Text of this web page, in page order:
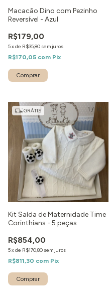
Macacão Dino com Pezinho
Reversível - Azul
R$179,00
5xde R$35,80 sem juros
R$170,05 com Pix
Comprar
1 /10
GRÁTIS
Kit Saída de Maternidade Time
Corinthians - 5 peças
R$854,00
5xde R$170,80 sem juros
R$811,30 com Pix
Comprar